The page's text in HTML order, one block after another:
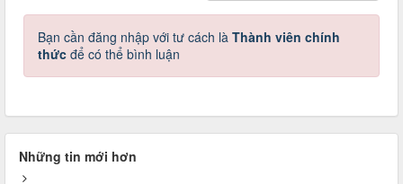
Bạn cần đăng nhập với tư cách là Thành viên chính
thức để có thể bình luận
Những tin mới hơn